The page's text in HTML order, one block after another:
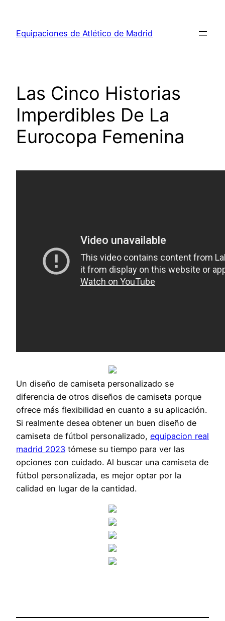
contenido
Equipaciones de Atlético de Madrid
Las Cinco Historias
Imperdibles De La
Eurocopa Femenina
Un diseño de camiseta personalizado se
diferencia de otros diseños de camiseta porque
ofrece más flexibilidad en cuanto a su aplicación.
Si realmente desea obtener un buen diseño de
camiseta de fútbol personalizado, equipacion real
madrid 2023 tómese su tiempo para ver las
opciones con cuidado. Al buscar una camiseta de
fútbol personalizada, es mejor optar por la
calidad en lugar de la cantidad.